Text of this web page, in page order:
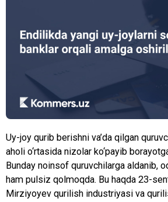
Uy-joy qurib berishni va’da qilgan
aholi o‘rtasida nizolar ko‘payib
Bunday noinsof quruvchilarga aldanib,
ham pulsiz qolmoqda. Bu haqda 23-
Mirziyoyev qurilish industriyasi va